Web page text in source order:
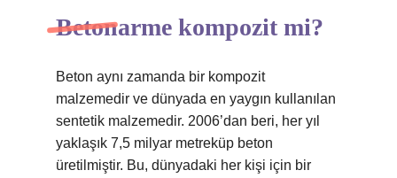
Betonarme kompozit mi?
Beton aynı zamanda bir kompozit
malzemedir ve dünyada en yaygın kullanılan
sentetik malzemedir. 2006’dan beri, her yıl
yaklaşık 7,5 milyar metreküp beton
üretilmiştir. Bu, dünyadaki her kişi için bir